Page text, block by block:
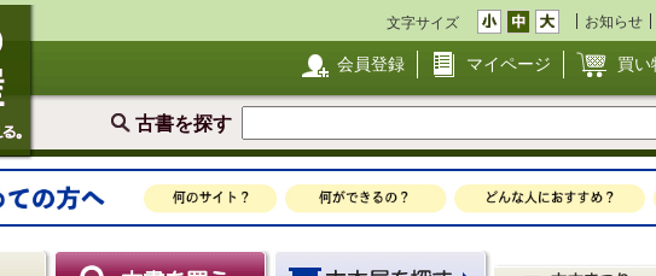
文字サイズ お知らせ
会員登録 マイページ 買い
古書を探す